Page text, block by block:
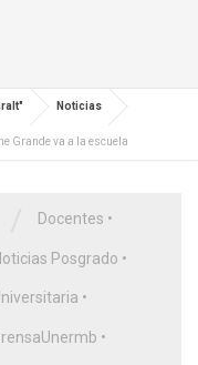
Noticias
Grande va a la escuela
Docentes •
Posgrado •
•
•